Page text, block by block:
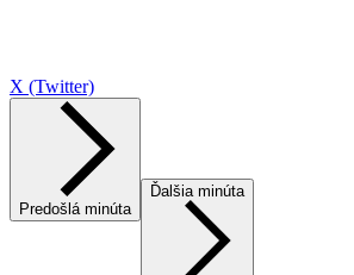
X (Twitter)
Predošlá minúta
Ďalšia minúta